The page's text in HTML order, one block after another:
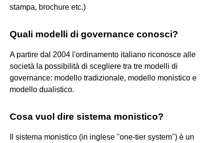
stampa, brochure etc.)
Quali modelli di governance conosci?
A partire dal 2004 l'ordinamento italiano riconosce alle
società la possibilità di scegliere tra tre modelli di
governance: modello tradizionale, modello monistico e
modello dualistico.
Cosa vuol dire sistema monistico?
Il sistema monistico (in inglese "one-tier system") è un